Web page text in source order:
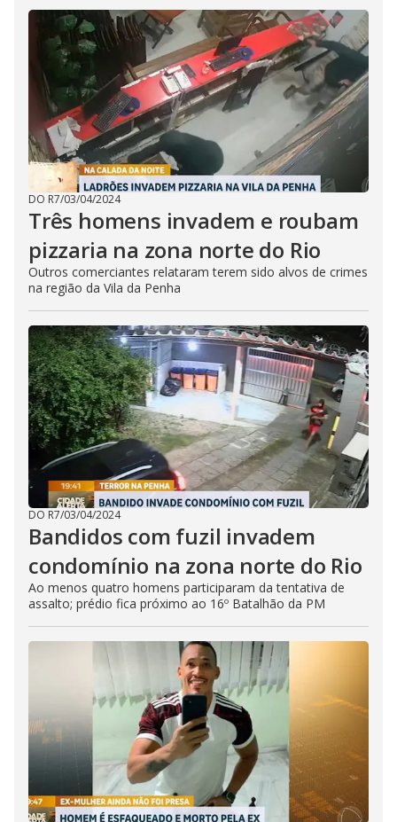
DO R7/03/04/2024
Três homens invadem e roubam
pizzaria na zona norte do Rio
Outros comerciantes relataram terem sido alvos de crimes
na região da Vila da Penha
DO R7/03/04/2024
Bandidos com fuzil invadem
condomínio na zona norte do Rio
Ao menos quatro homens participaram da tentativa de
assalto; prédio fica próximo ao 16º Batalhão da PM